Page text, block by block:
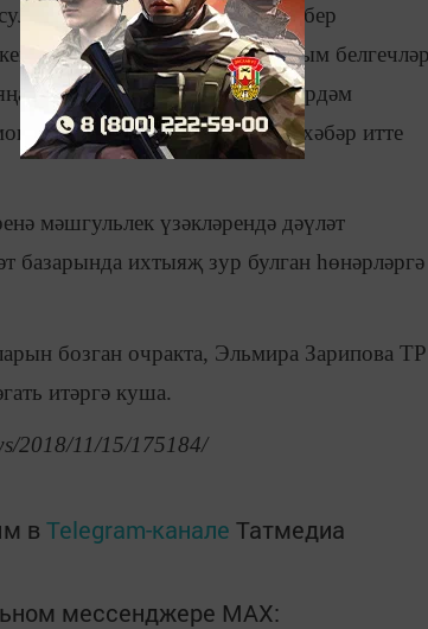
пунктлары эшли. Һәрбер
белән эшли торган аерым
белгечлекләр үзләштерүдә ярдәм
белгечләр эшли», - дип хәбәр итте
мәшгульлек үзәкләрендә дәүләт
базарында ихтыяҗ зур булган һөнәрләргә
бозган очракта, Эльмира Зарипова ТР
итәргә куша.
2018/11/15/175184/
в Telegram-канале Татмедиа
мессенджере MАХ: